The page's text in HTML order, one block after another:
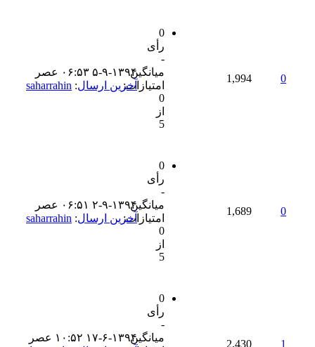
0
1,994
0
رأی
-
میانگین
امتیازات:
0
از
5
۵-۹-۱۳۹۴ ۰۶:۵۳ عصر
آخرین ارسال:
saharrahin
0
1,689
0
رأی
-
میانگین
امتیازات:
0
از
5
۲-۹-۱۳۹۴ ۰۶:۵۱ عصر
آخرین ارسال:
saharrahin
1
2,430
0
رأی
-
میانگین۱۷-۶-۱۳۹۴ ۱۰:۵۲ عصر